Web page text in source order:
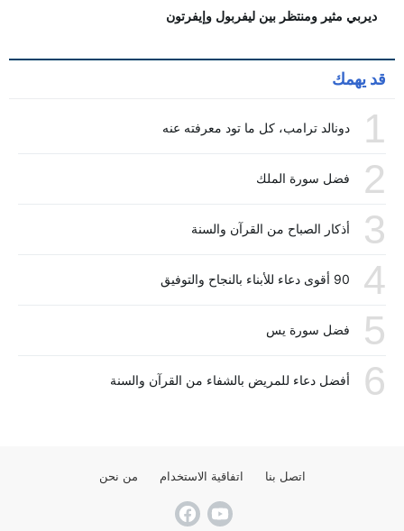
ديربي مثير ومنتظر بين ليفربول وإيفرتون
قد يهمك
1 دونالد ترامب، كل ما تود معرفته عنه
2 فضل سورة الملك
3 أذكار الصباح من القرآن والسنة
4 90 أقوى دعاء للأبناء بالنجاح والتوفيق
5 فضل سورة يس
6 أفضل دعاء للمريض بالشفاء من القرآن والسنة
اتصل بنا اتفاقية الاستخدام من نحن